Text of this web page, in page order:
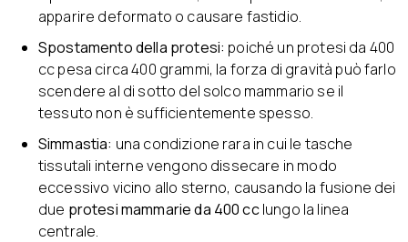
apparire deformato o causare fastidio.
Spostamento della protesi: poiché un protesi da 400
cc pesa circa 400 grammi, la forza di gravità può farlo
scendere al di sotto del solco mammario se il
tessuto non è sufficientemente spesso.
Simmastia: una condizione rara in cui le tasche
tissutali interne vengono dissecare in modo
eccessivo vicino allo sterno, causando la fusione dei
due protesi mammarie da 400 cclungo la linea
centrale.